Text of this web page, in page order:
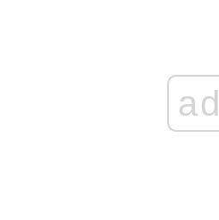
ad